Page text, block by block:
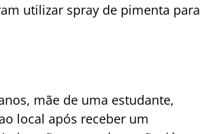
utilizar spray de pimenta para
mãe de uma estudante,
local após receber um